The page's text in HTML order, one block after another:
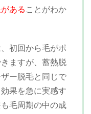
ある ことがわか
初回から毛がポ
ますが、蓄熱脱
ー脱毛と同じで
果を急に実感す
毛周期の中の成